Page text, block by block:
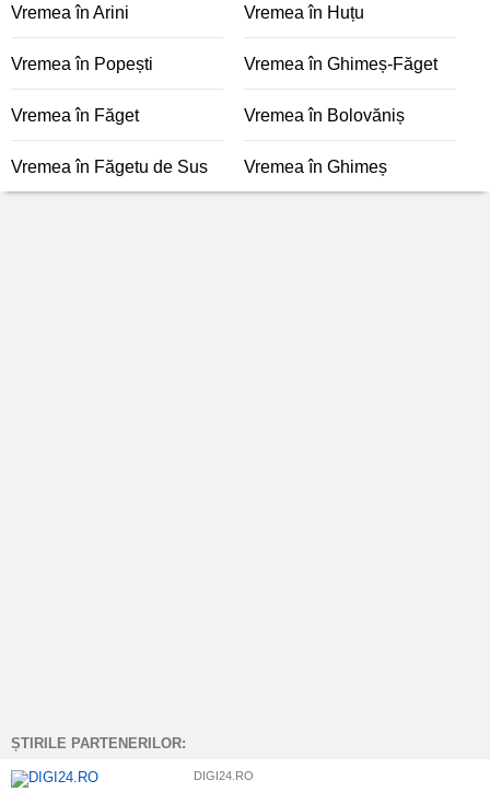
Vremea în Arini Vremea în Huțu
Vremea în Popești Vremea în Ghimeș-Făget
Vremea în Făget Vremea în Bolovăniș
Vremea în Făgetu de Sus Vremea în Ghimeș
ȘTIRILE PARTENERILOR:
DIGI24.RO